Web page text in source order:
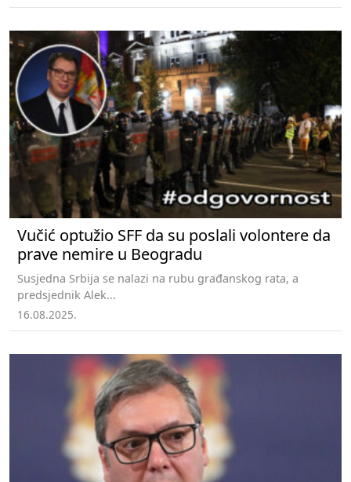
Vučić optužio SFF da su poslali volontere da
prave nemire u Beogradu
Susjedna Srbija se nalazi na rubu građanskog rata, a
predsjednik Alek...
16.08.2025.